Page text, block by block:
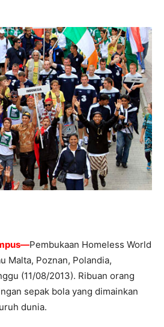
Pembukaan Homeless World
Malta, Poznan, Polandia,
(11/08/2013). Ribuan orang
sepak bola yang dimainkan
dunia.